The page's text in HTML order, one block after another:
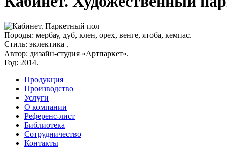
Породы: мербау, дуб, клен, орех, венге, ятоба, кемпас.
Стиль: эклектика .
Автор: дизайн-студия «Артпаркет».
Год: 2014.
Продукция
Производство
Услуги
О компании
Референс-лист
Библиотека
Сотрудничество
Контакты